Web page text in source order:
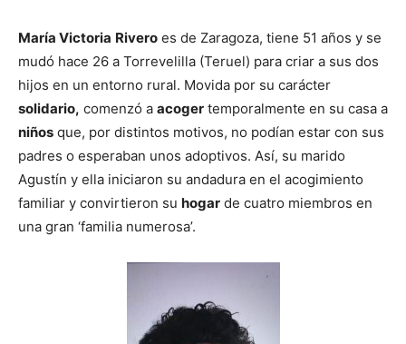
María Victoria Rivero es de Zaragoza, tiene 51 años y se
mudó hace 26 a Torrevelilla (Teruel) para criar a sus dos
hijos en un entorno rural. Movida por su carácter
solidario, comenzó a acoger temporalmente en su casa a
niños que, por distintos motivos, no podían estar con sus
padres o esperaban unos adoptivos. Así, su marido
Agustín y ella iniciaron su andadura en el acogimiento
familiar y convirtieron su hogar de cuatro miembros en
una gran ‘familia numerosa’.